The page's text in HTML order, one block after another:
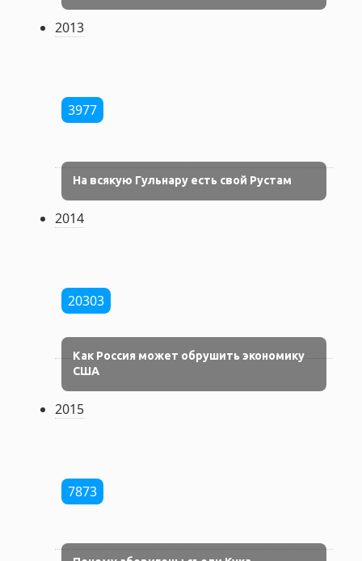
2013
3977
На всякую Гульнару есть свой Рустам
2014
20303
Как Россия может обрушить экономику
США
2015
7873